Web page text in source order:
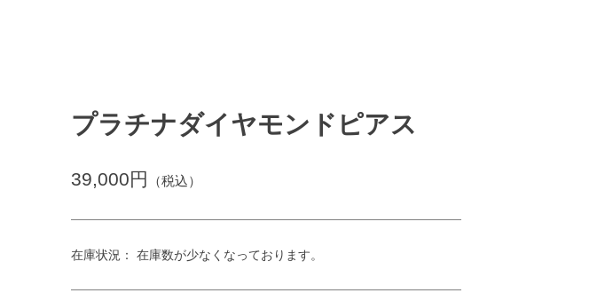
プラチナダイヤモンドピアス
39,000円 （税込）
在庫状況： 在庫数が少なくなっております。